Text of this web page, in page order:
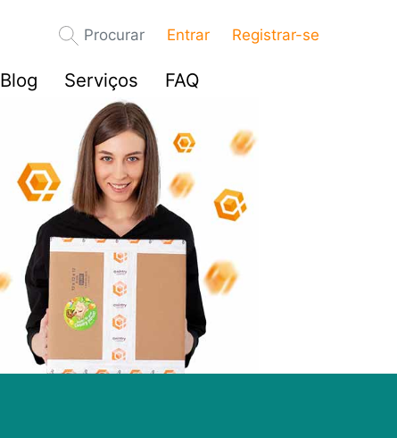
Procurar Entrar Registrar-se
Blog Serviços FAQ